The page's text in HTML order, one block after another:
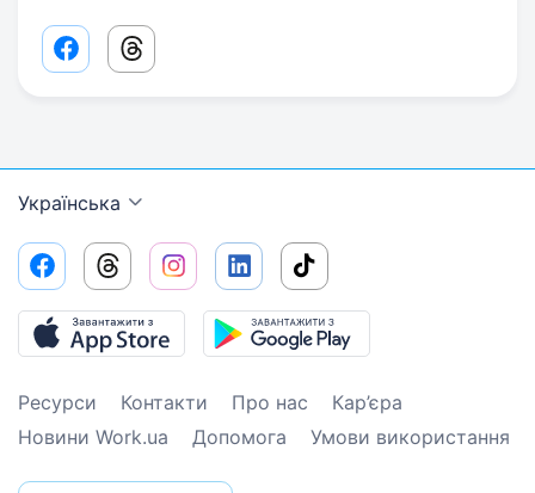
Facebook share link
Threads share link
Українська
Ресурси Контакти Про нас
Кар’єра
Новини Work.ua
Допомога Умови використання